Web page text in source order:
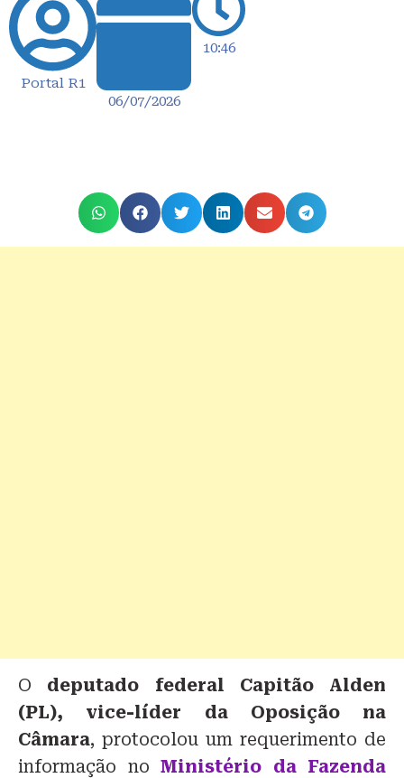
Portal R1
06/07/2026
10:46
O deputado federal Capitão Alden
(PL), vice-líder da Oposição na
Câmara, protocolou um requerimento de
informação no Ministério da Fazenda